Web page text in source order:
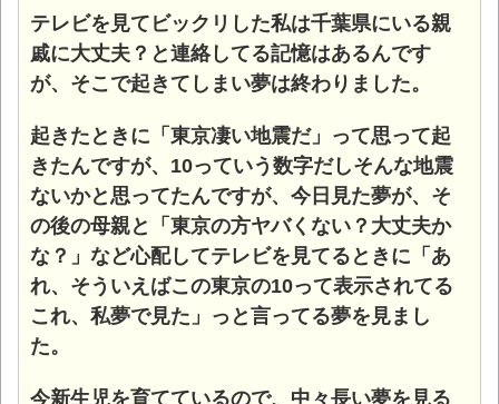
テレビを見てビックリした私は千葉県にいる親
戚に大丈夫？と連絡してる記憶はあるんです
が、そこで起きてしまい夢は終わりました。
起きたときに「東京凄い地震だ」って思って起
きたんですが、10っていう数字だしそんな地震
ないかと思ってたんですが、今日見た夢が、そ
の後の母親と「東京の方ヤバくない？大丈夫か
な？」など心配してテレビを見てるときに「あ
れ、そういえばこの東京の10って表示されてる
これ、私夢で見た」っと言ってる夢を見まし
た。
今新生児を育てているので、中々長い夢を見る